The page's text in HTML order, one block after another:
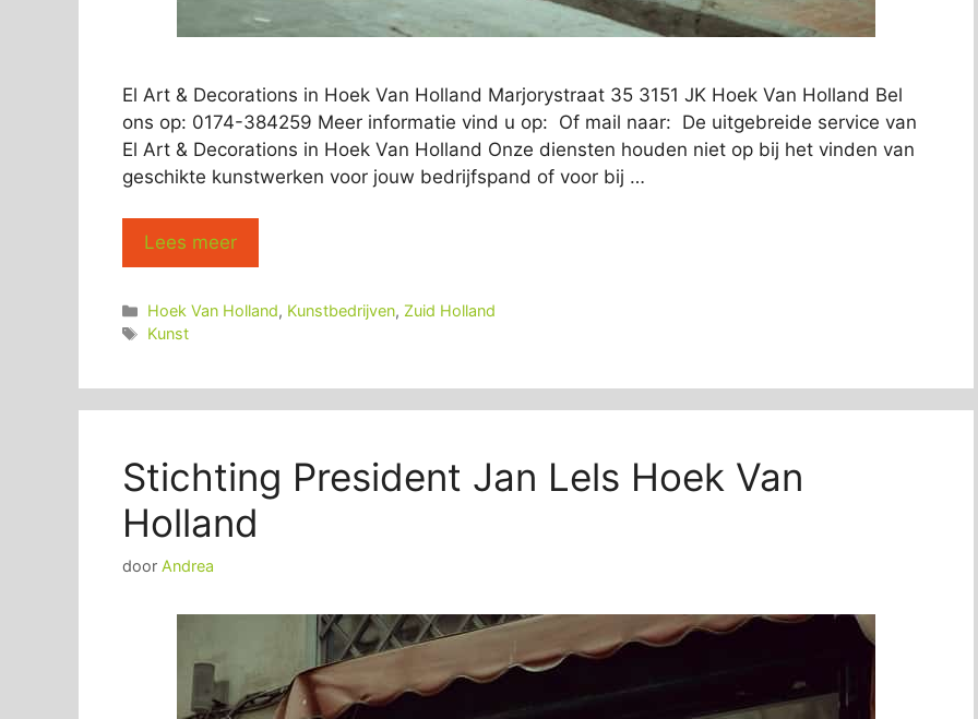
El Art & Decorations in Hoek Van Holland Marjorystraat 35 3151 JK Hoek Van Holland Bel
ons op: 0174-384259 Meer informatie vind u op: Of mail naar: De uitgebreide service van
El Art & Decorations in Hoek Van Holland Onze diensten houden niet op bij het vinden van
geschikte kunstwerken voor jouw bedrijfspand of voor bij …
Lees meer
Categorieën
Hoek Van Holland, Kunstbedrijven, Zuid Holland
Tags
Kunst
Stichting President Jan Lels Hoek Van
Holland
door Andrea